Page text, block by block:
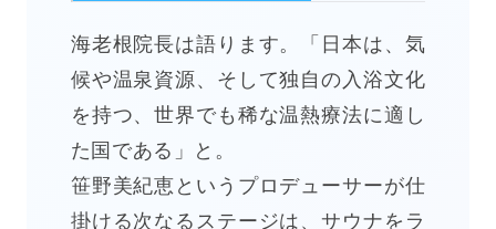
海老根院長は語ります。「日本は、気
候や温泉資源、そして独自の入浴文化
を持つ、世界でも稀な温熱療法に適し
た国である」と。
笹野美紀恵というプロデューサーが仕
掛ける次なるステージは、サウナをラ